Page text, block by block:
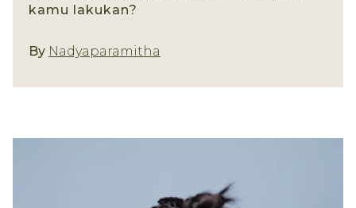
kamu lakukan?
By Nadyaparamitha